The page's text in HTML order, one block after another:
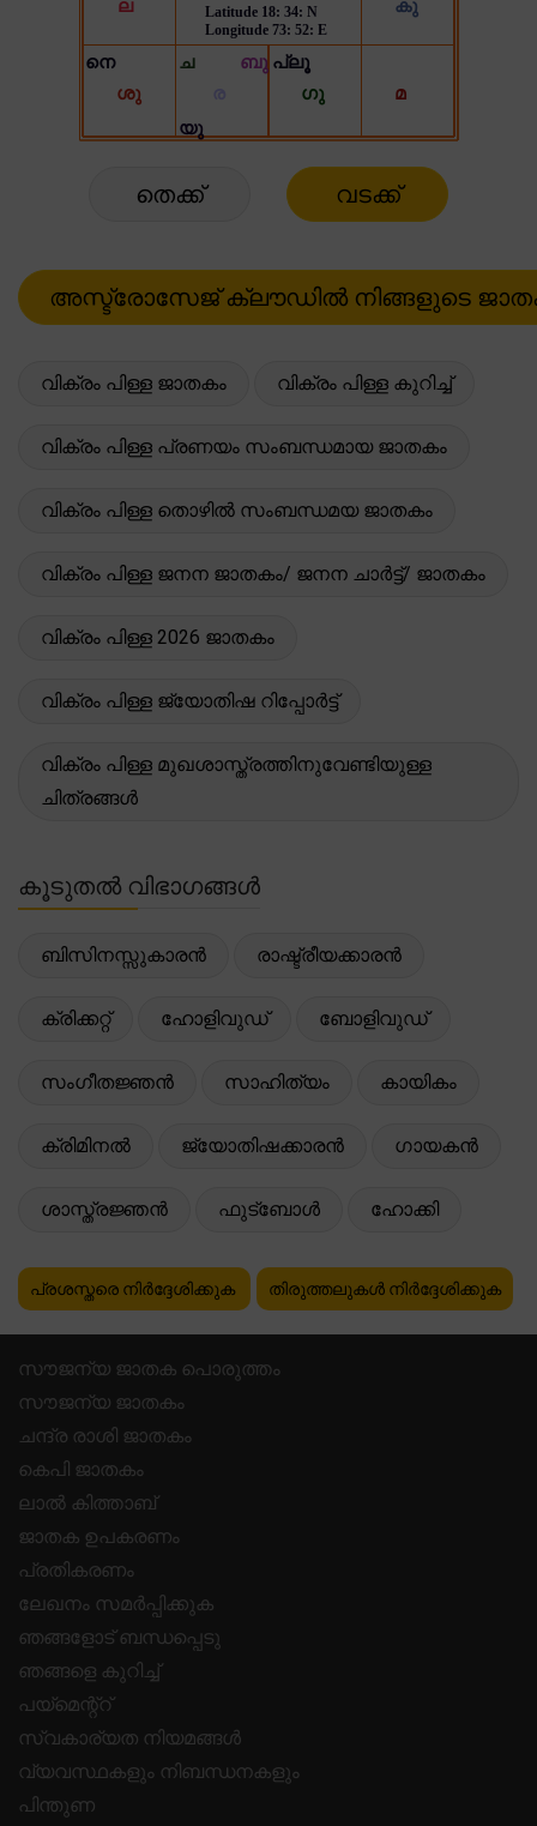
തെക്ക് വടക്ക്
വിക്രം പിള്ള ജാതകം വിക്രം പിള്ള കുറിച്ച്
വിക്രം പിള്ള പ്രണയം സംബന്ധമായ ജാതകം
വിക്രം പിള്ള തൊഴിൽ സംബന്ധമയ ജാതകം
വിക്രം പിള്ള ജനന ജാതകം/ ജനന ചാർട്ട്/ ജാതകം
വിക്രം പിള്ള 2026 ജാതകം
വിക്രം പിള്ള ജ്യോതിഷ റിപ്പോർട്ട്
വിക്രം പിള്ള മുഖശാസ്ത്രത്തിനുവേണ്ടിയുള്ള
ചിത്രങ്ങൾ
കൂടുതൽ വിഭാഗങ്ങൾ
ബിസിനസ്സുകാരൻ രാഷ്ട്രീയക്കാരൻ
ക്രിക്കറ്റ് ഹോളിവുഡ് ബോളിവുഡ്
സംഗീതജ്ഞൻ സാഹിത്യം കായികം
ക്രിമിനൽ ജ്യോതിഷക്കാരൻ ഗായകൻ
ശാസ്ത്രജ്ഞൻ ഫുട്ബോൾ ഹോക്കി
പ്രശസ്തരെ നിർദ്ദേശിക്കുക തിരുത്തലുകൾ നിർദ്ദേശിക്കുക
സൗജന്യ ജാതക പൊരുത്തം
സൗജന്യ ജാതകം
ചന്ദ്ര രാശി ജാതകം
കെപി ജാതകം
ലാൽ കിത്താബ്
ജാതക ഉപകരണം
പ്രതികരണം
ലേഖനം സമർപ്പിക്കുക
ഞങ്ങളോട് ബന്ധപ്പെടു
ഞങ്ങളെ കുറിച്ച്
പയ്മെന്റ്റ്
സ്വകാര്യത നിയമങ്ങൾ
വ്യവസ്ഥകളും നിബന്ധനകളും
പിന്തുണ